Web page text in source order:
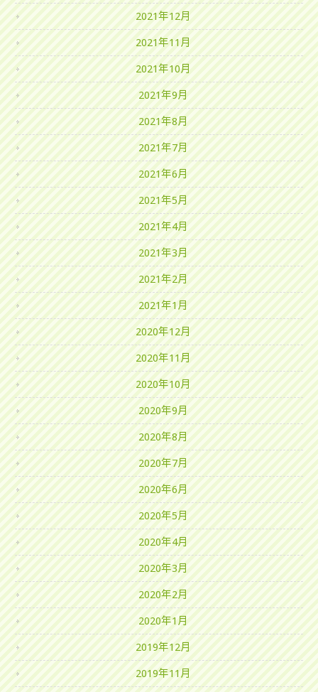
2021年12月
2021年11月
2021年10月
2021年9月
2021年8月
2021年7月
2021年6月
2021年5月
2021年4月
2021年3月
2021年2月
2021年1月
2020年12月
2020年11月
2020年10月
2020年9月
2020年8月
2020年7月
2020年6月
2020年5月
2020年4月
2020年3月
2020年2月
2020年1月
2019年12月
2019年11月